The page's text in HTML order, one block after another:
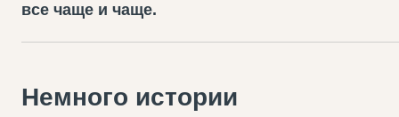
все чаще и чаще.
Немного истории